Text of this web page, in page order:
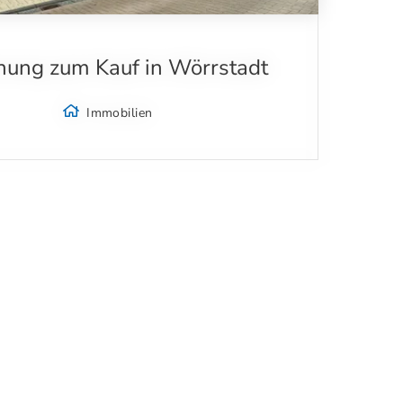
zum Kauf in Wörrstadt
Immobilien